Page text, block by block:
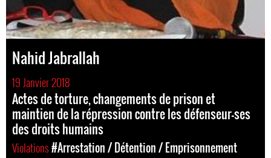
Nahid Jabrallah
19 Janvier 2018
Actes de torture, changements de prison et
maintien de la répression contre les défenseur-ses
des droits humains
Violations#Arrestation / Détention / Emprisonnement